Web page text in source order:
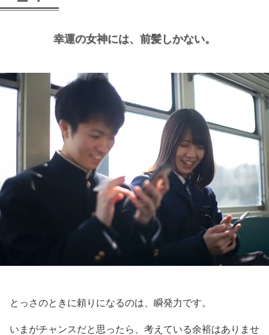
幸運の女神には、 前髪しかない。
とっさのときに頼りになるのは、瞬発力です。
いまがチャンスだと思ったら、考えている余裕はありませ